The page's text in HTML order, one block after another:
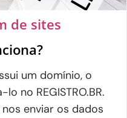
de sites
um domínio, o
no REGISTRO.BR.
enviar os dados